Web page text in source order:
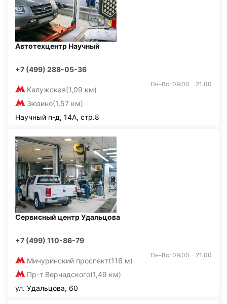
Автотехцентр Научный
+7 (499) 288-05-36
Калужская(1,09 км)
Зюзино(1,57 км)
Пн-Вс: 09:00 - 21:00
Научный п-д, 14А, стр.8
Сервисный центр Удальцова
+7 (499) 110-86-79
Мичуринский проспект(116 м)
Пр-т Вернадского(1,49 км)
Пн-Вс: 09:00 - 21:00
ул. Удальцова, 60